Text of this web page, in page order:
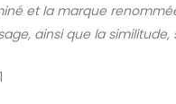
et la marque
ainsi que la